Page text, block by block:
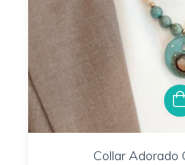
Collar Adorado